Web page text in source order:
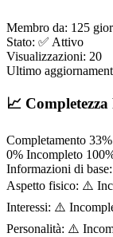
Membro da: 125
Stato: ✅ Attivo
Visualizzazioni: 20
Ultimo
📈
Completamento 33%
0% Incompleto
Informazioni di base:
Aspetto fisico: ⚠️
Interessi: ⚠️
Personalità: ⚠️